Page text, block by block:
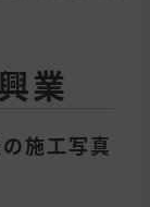
業
施工写真